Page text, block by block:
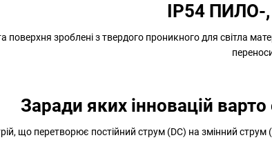
IP54
поверхня зроблені з твердого проникного для світла
Заради яких інновацій
що перетворює постійний струм (DC) на змінний струм